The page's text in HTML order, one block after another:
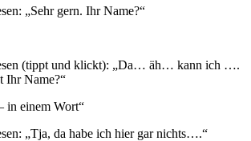
„Sehr gern. Ihr Name?“
(tippt und klickt): „Da… äh… kann ich ….
Name?“
in einem Wort“
„Tja, da habe ich hier gar nichts….“